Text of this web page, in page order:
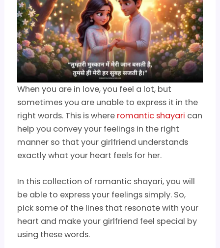
When you are in love, you feel a lot, but
sometimes you are unable to express it in the
right words. This is where romantic shayari can
help you convey your feelings in the right
manner so that your girlfriend understands
exactly what your heart feels for her.
In this collection of romantic shayari, you will
be able to express your feelings simply. So,
pick some of the lines that resonate with your
heart and make your girlfriend feel special by
using these words.